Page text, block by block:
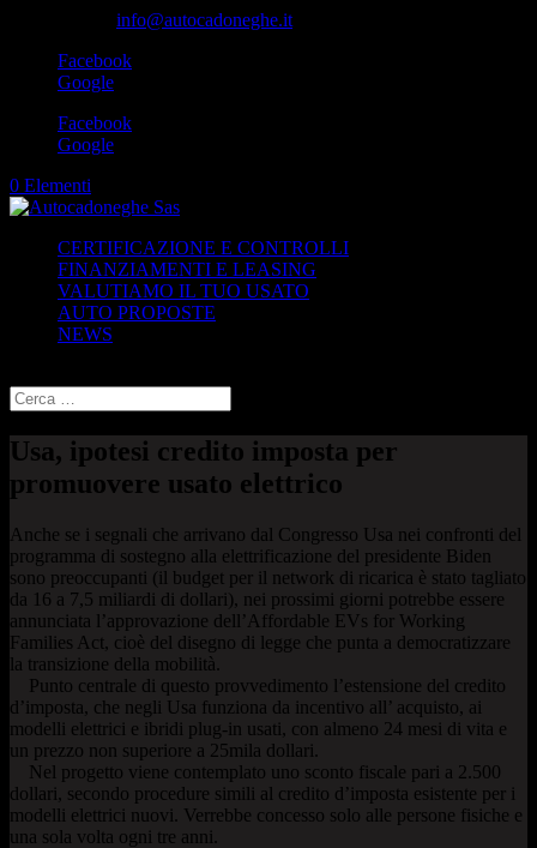
info@autocadoneghe.it
Facebook
Google
Facebook
Google
0 Elementi
CERTIFICAZIONE E CONTROLLI
FINANZIAMENTI E LEASING
VALUTIAMO IL TUO USATO
AUTO PROPOSTE
NEWS
Usa, ipotesi credito imposta per
promuovere usato elettrico
Anche se i segnali che arrivano dal Congresso Usa nei confronti del
programma di sostegno alla elettrificazione del presidente Biden
sono preoccupanti (il budget per il network di ricarica è stato tagliato
da 16 a 7,5 miliardi di dollari), nei prossimi giorni potrebbe essere
annunciata l’approvazione dell’Affordable EVs for Working
Families Act, cioè del disegno di legge che punta a democratizzare
la transizione della mobilità.
Punto centrale di questo provvedimento l’estensione del credito
d’imposta, che negli Usa funziona da incentivo all’ acquisto, ai
modelli elettrici e ibridi plug-in usati, con almeno 24 mesi di vita e
un prezzo non superiore a 25mila dollari.
Nel progetto viene contemplato uno sconto fiscale pari a 2.500
dollari, secondo procedure simili al credito d’imposta esistente per i
modelli elettrici nuovi. Verrebbe concesso solo alle persone fisiche e
una sola volta ogni tre anni.